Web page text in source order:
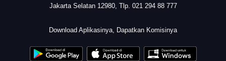
Jakarta Selatan 12980, Tlp. 021 294 88 777
Download Aplikasinya, Dapatkan Komisinya